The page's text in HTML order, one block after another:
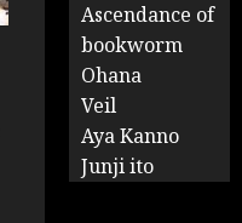
Ascendance of
bookworm
Ohana
Veil
Aya Kanno
Junji ito